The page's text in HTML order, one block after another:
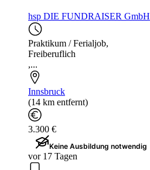
hsp DIE FUNDRAISER GmbH
Praktikum / Ferialjob,
Freiberuflich
,...
Innsbruck
(14 km entfernt)
3.300 €
Keine Ausbildung notwendig
vor 17 Tagen